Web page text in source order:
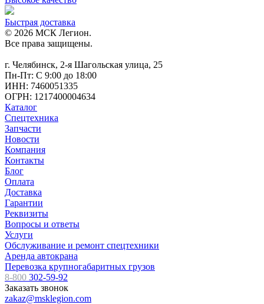
Быстрая доставка
© 2026 МСК Легион.
Все права защищены.
г. Челябинск, 2-я Шагольская улица, 25
Пн-Пт: С 9:00 до 18:00
ИНН: 7460051335
ОГРН: 1217400004634
Каталог
Спецтехника
Запчасти
Новости
Компания
Контакты
Блог
Оплата
Доставка
Гарантии
Реквизиты
Вопросы и ответы
Услуги
Обслуживание и ремонт спецтехники
Аренда автокрана
Перевозка крупногабаритных грузов
8-800 302-59-92
Заказать звонок
zakaz@msklegion.com